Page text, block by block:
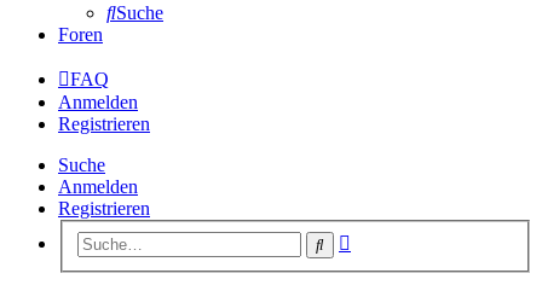
Suche
Foren
FAQ
Anmelden
Registrieren
Suche
Anmelden
Registrieren
Suche